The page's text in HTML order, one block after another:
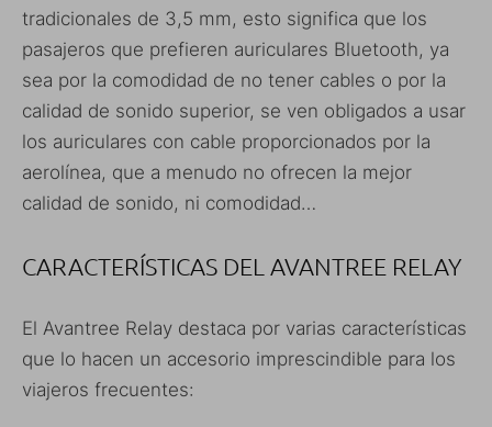
tradicionales de 3,5 mm, esto significa que los
pasajeros que prefieren auriculares Bluetooth, ya
sea por la comodidad de no tener cables o por la
calidad de sonido superior, se ven obligados a usar
los auriculares con cable proporcionados por la
aerolínea, que a menudo no ofrecen la mejor
calidad de sonido, ni comodidad…
CARACTERÍSTICAS DEL AVANTREE RELAY
El Avantree Relay destaca por varias características
que lo hacen un accesorio imprescindible para los
viajeros frecuentes: